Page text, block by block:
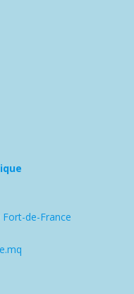
de-France